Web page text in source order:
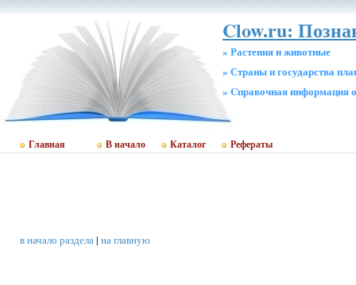
Clow.ru:
» Растения и животные
» Страны и государства
» Cправочная информация
Главная В начало Каталог Рефераты
в начало раздела| на главную